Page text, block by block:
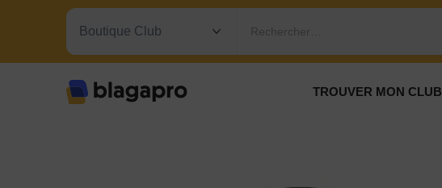
Rechercher…
TROUVER MON CLUB